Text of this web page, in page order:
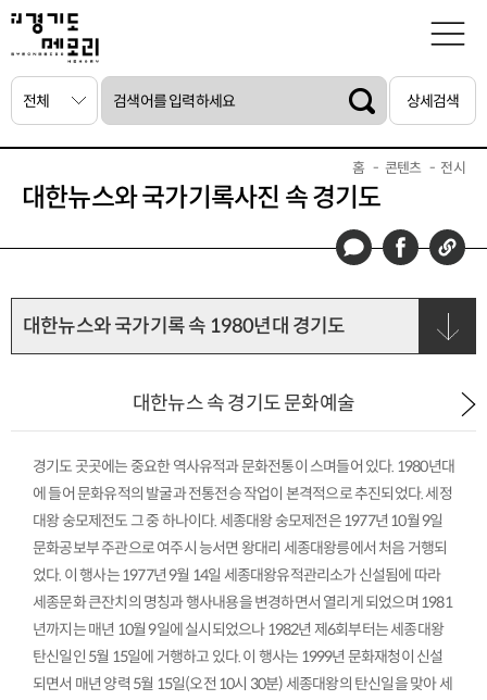
상세검색
홈 콘텐츠 전시
대한뉴스와 국가기록사진 속 경기도
대한뉴스와 국가기록 속 1980년대 경기도
대한뉴스 속 경기도 문화예술
경기도 곳곳에는 중요한 역사유적과 문화전통이 스며들어 있다. 1980년대
에 들어 문화유적의 발굴과 전통전승 작업이 본격적으로 추진되었다. 세정
대왕 숭모제전도 그 중 하나이다. 세종대왕 숭모제전은 1977년 10월 9일
문화공보부 주관으로 여주시 능서면 왕대리 세종대왕릉에서 처음 거행되
었다. 이 행사는 1977년 9월 14일 세종대왕유적관리소가 신설됨에 따라
세종문화 큰잔치의 명칭과 행사내용을 변경하면서 열리게 되었으며 1981
년까지는 매년 10월 9일에 실시되었으나 1982년 제6회부터는 세종대왕
탄신일인 5월 15일에 거행하고 있다. 이 행사는 1999년 문화재청이 신설
되면서 매년 양력 5월 15일(오전 10시 30분) 세종대왕의 탄신일을 맞아 세